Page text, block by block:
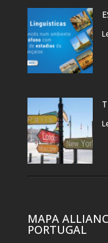
MAPA
PORTUGAL